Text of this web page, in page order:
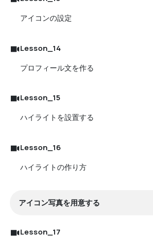
アイコンの設定
Lesson_14
プロフィール文を作る
Lesson_15
ハイライトを設置する
Lesson_16
ハイライトの作り方
アイコン写真を用意する
Lesson_17